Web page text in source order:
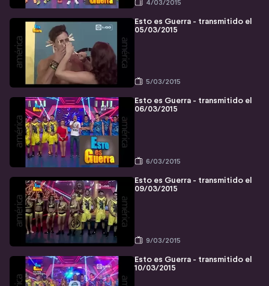
4/03/2015
Esto es Guerra - transmitido el
05/03/2015
5/03/2015
Esto es Guerra - transmitido el
06/03/2015
6/03/2015
Esto es Guerra - transmitido el
09/03/2015
9/03/2015
Esto es Guerra - transmitido el
10/03/2015